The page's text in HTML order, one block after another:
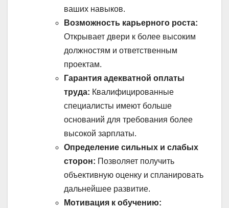
ваших навыков.
Возможность карьерного роста:
Открывает двери к более высоким
должностям и ответственным
проектам.
Гарантия адекватной оплаты
труда: Квалифицированные
специалисты имеют больше
оснований для требования более
высокой зарплаты.
Определение сильных и слабых
сторон: Позволяет получить
объективную оценку и спланировать
дальнейшее развитие.
Мотивация к обучению: